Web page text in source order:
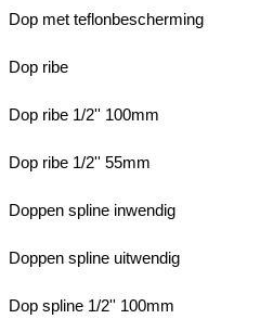
Dop met teflonbescherming
Dop ribe
Dop ribe 1/2'' 100mm
Dop ribe 1/2'' 55mm
Doppen spline inwendig
Doppen spline uitwendig
Dop spline 1/2'' 100mm